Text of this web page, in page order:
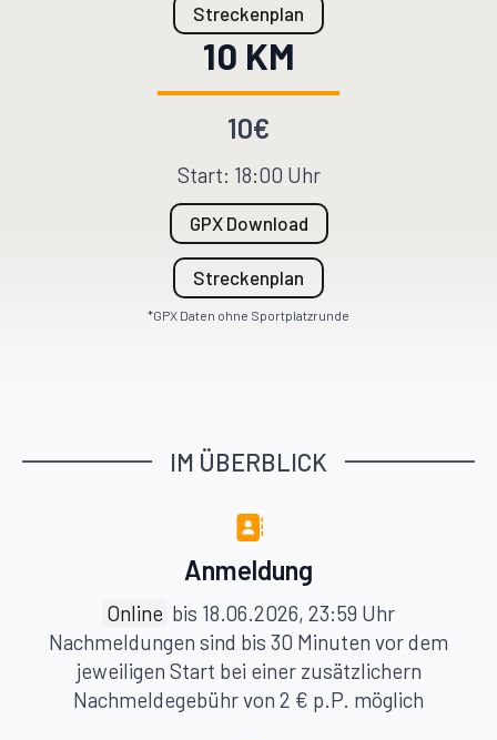
Streckenplan
10 KM
10€
Start: 18:00 Uhr
GPX Download
Streckenplan
*GPX Daten ohne Sportplatzrunde
IM ÜBERBLICK
Anmeldung
Online bis 18.06.2026, 23:59 Uhr
Nachmeldungen sind bis 30 Minuten vor dem
jeweiligen Start bei einer zusätzlichern
Nachmeldegebühr von 2 € p.P. möglich